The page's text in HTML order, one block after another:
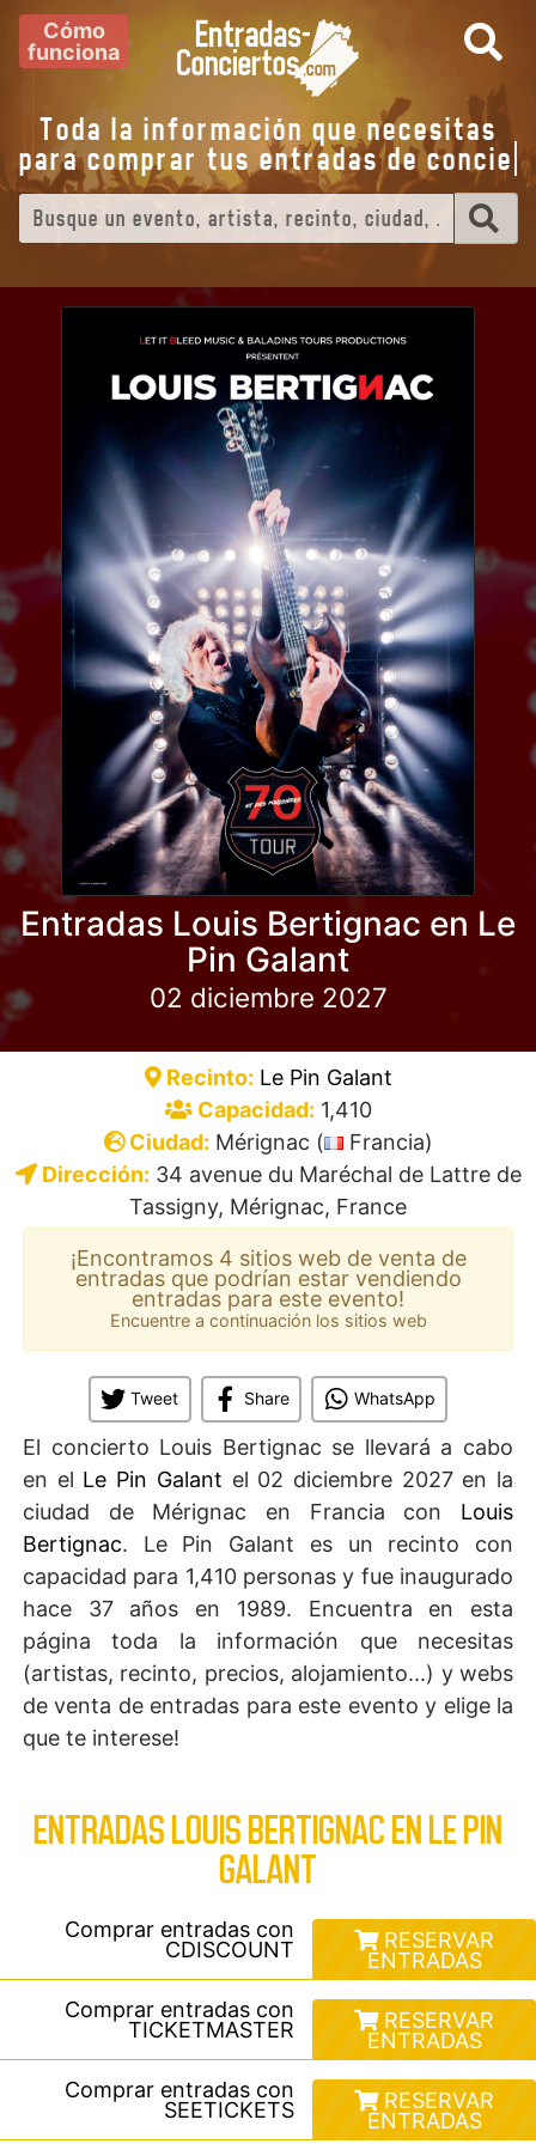
Cómo
funciona
Toda la información que necesitas
para comprar tus entradas dec
Entradas Louis Bertignac en Le
Pin Galant
02 diciembre 2027
Recinto: Le Pin Galant
Capacidad: 1,410
Ciudad: Mérignac (
Francia)
Dirección: 34 avenue du Maréchal de Lattre de
Tassigny, Mérignac, France
¡Encontramos 4 sitios web de venta de
entradas que podrían estar vendiendo
entradas para este evento!
Encuentre a continuación los sitios web
Tweet Share WhatsApp
El concierto Louis Bertignac se llevará a cabo
en el Le Pin Galant el 02 diciembre 2027 en la
ciudad de Mérignac en Francia con Louis
Bertignac. Le Pin Galant es un recinto con
capacidad para 1,410 personas y fue inaugurado
hace 37 años en 1989. Encuentra en esta
página toda la información que necesitas
(artistas, recinto, precios, alojamiento...) y webs
de venta de entradas para este evento y elige la
que te interese!
ENTRADAS LOUIS BERTIGNAC EN LE PIN
GALANT
Comprar entradas con
CDISCOUNT
RESERVAR
ENTRADAS
Comprar entradas con
TICKETMASTER
RESERVAR
ENTRADAS
Comprar entradas con
SEETICKETS
RESERVAR
ENTRADAS